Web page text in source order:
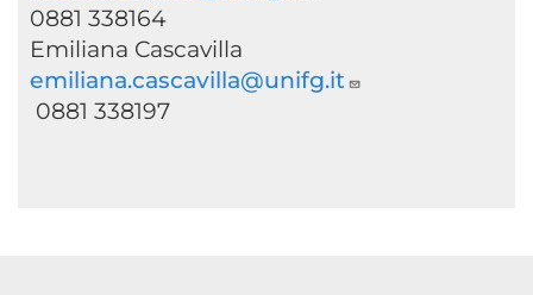
0881 338164
Emiliana Cascavilla
emiliana.cascavilla@unifg.it
0881 338197